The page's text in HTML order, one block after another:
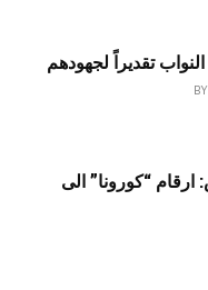
تقديراً لجهودهم
BY
“كورونا” الى